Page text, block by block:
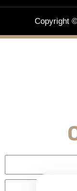
Copyright